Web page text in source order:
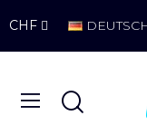
CHF